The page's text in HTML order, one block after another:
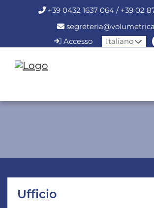
+39 0432 1637 064 / +39 02
Accesso
Italiano
Ufficio